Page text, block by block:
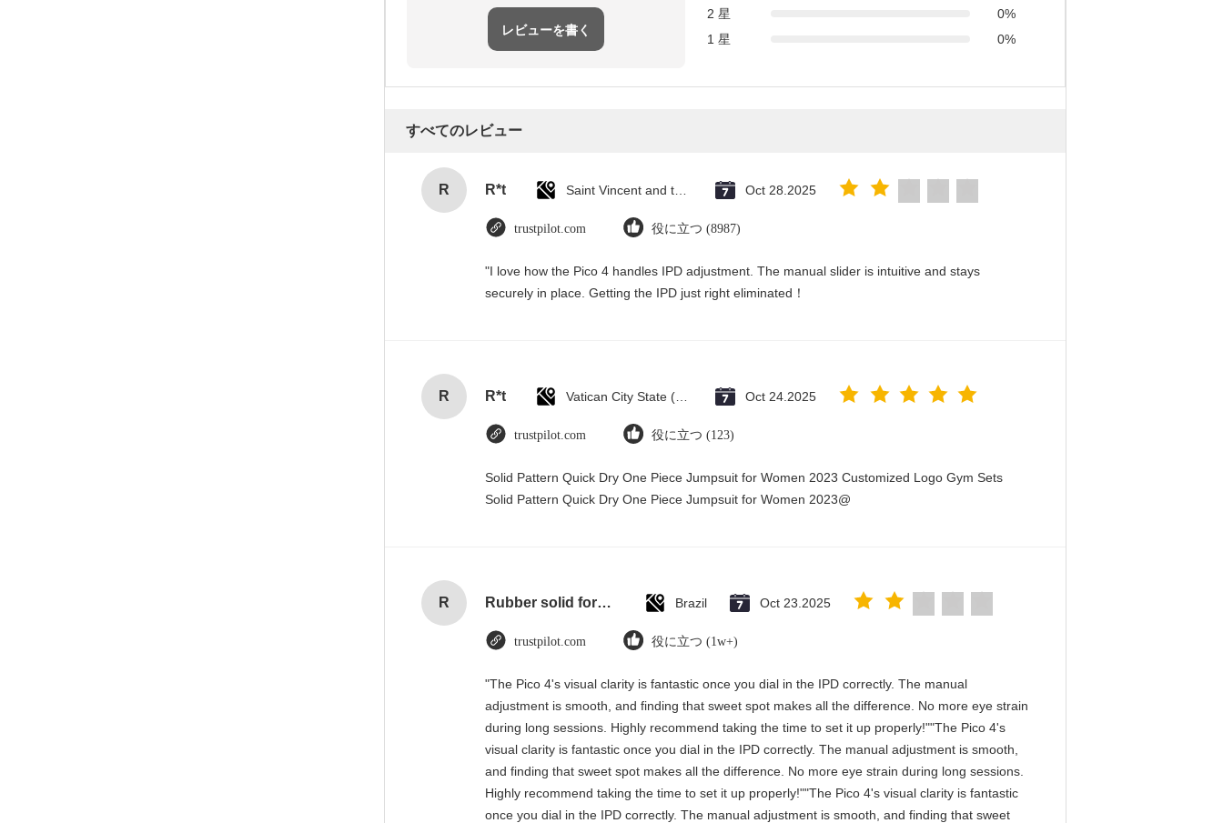
レビューを書く
2 星
0%
1 星
0%
すべてのレビュー
R R*t Oct 28.2025
trustpilot.com 役に立つ (8987)
"I love how the Pico 4 handles IPD adjustment. The manual slider is intuitive and stays
securely in place. Getting the IPD just right eliminated！
R R*t Oct 24.2025
trustpilot.com 役に立つ (123)
Solid Pattern Quick Dry One Piece Jumpsuit for Women 2023 Customized Logo Gym Sets
Solid Pattern Quick Dry One Piece Jumpsuit for Women 2023@
R Rubber solid forklift tires For material handling forklift Brazil Oct 23.2025
trustpilot.com 役に立つ (1w+)
"The Pico 4's visual clarity is fantastic once you dial in the IPD correctly. The manual
adjustment is smooth, and finding that sweet spot makes all the difference. No more eye strain
during long sessions. Highly recommend taking the time to set it up properly!""The Pico 4's
visual clarity is fantastic once you dial in the IPD correctly. The manual adjustment is smooth,
and finding that sweet spot makes all the difference. No more eye strain during long sessions.
Highly recommend taking the time to set it up properly!""The Pico 4's visual clarity is fantastic
once you dial in the IPD correctly. The manual adjustment is smooth, and finding that sweet